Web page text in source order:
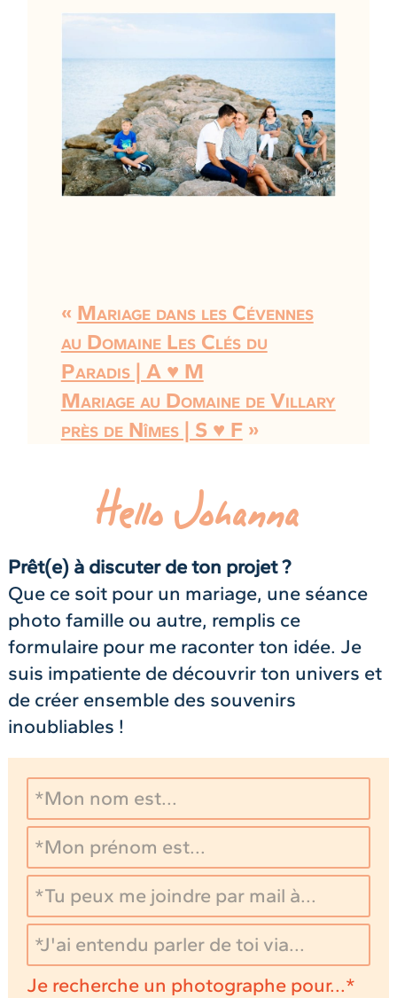
« Mariage dans les Cévennes
au Domaine Les Clés du
Paradis | A ♥ M
Mariage au Domaine de Villary
près de Nîmes | S ♥ F »
Hello Johanna
Prêt(e) à discuter de ton projet ?
Que ce soit pour un mariage, une séance
photo famille ou autre, remplis ce
formulaire pour me raconter ton idée. Je
suis impatiente de découvrir ton univers et
de créer ensemble des souvenirs
inoubliables !
Je recherche un photographe pour...